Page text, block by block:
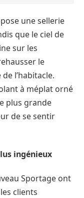
une sellerie
que le ciel de
sur les
le
l’habitacle.
à méplat orné
plus grande
de se sentir
ingénieux
Sportage ont
clients